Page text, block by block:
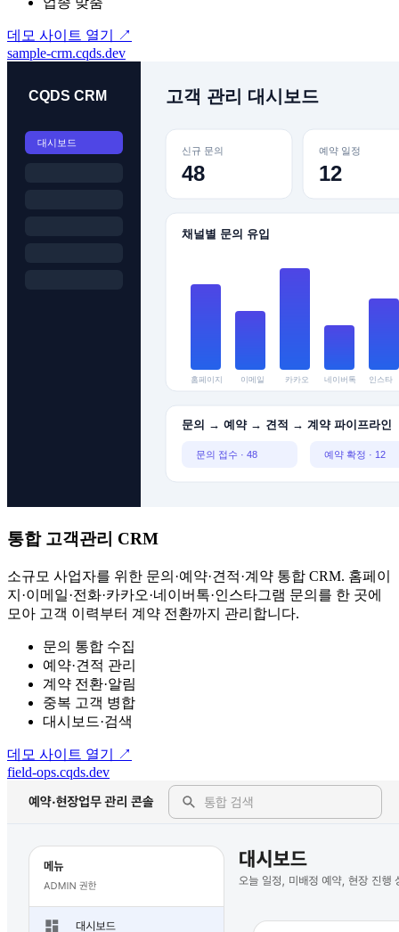
데모 사이트 열기
↗
sample-crm.cqds.dev
통합 고객관리 CRM
소규모 사업자를 위한 문의·예약·견적·계약 통합 CRM. 홈페이
지·이메일·전화·카카오·네이버톡·인스타그램 문의를 한 곳에
모아 고객 이력부터 계약 전환까지 관리합니다.
문의 통합 수집
예약·견적 관리
계약 전환·알림
중복 고객 병합
대시보드·검색
데모 사이트 열기
↗
field-ops.cqds.dev